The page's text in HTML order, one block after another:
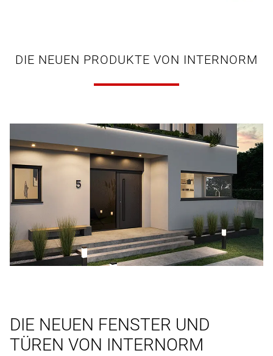
DIE NEUEN PRODUKTE VON INTERNORM
DIE NEUEN FENSTER UND
TÜREN VON INTERNORM